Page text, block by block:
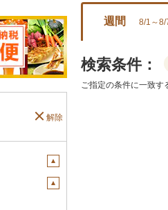
解除
週間 8/1～8/
検索条件：
ご指定の条件に一致す